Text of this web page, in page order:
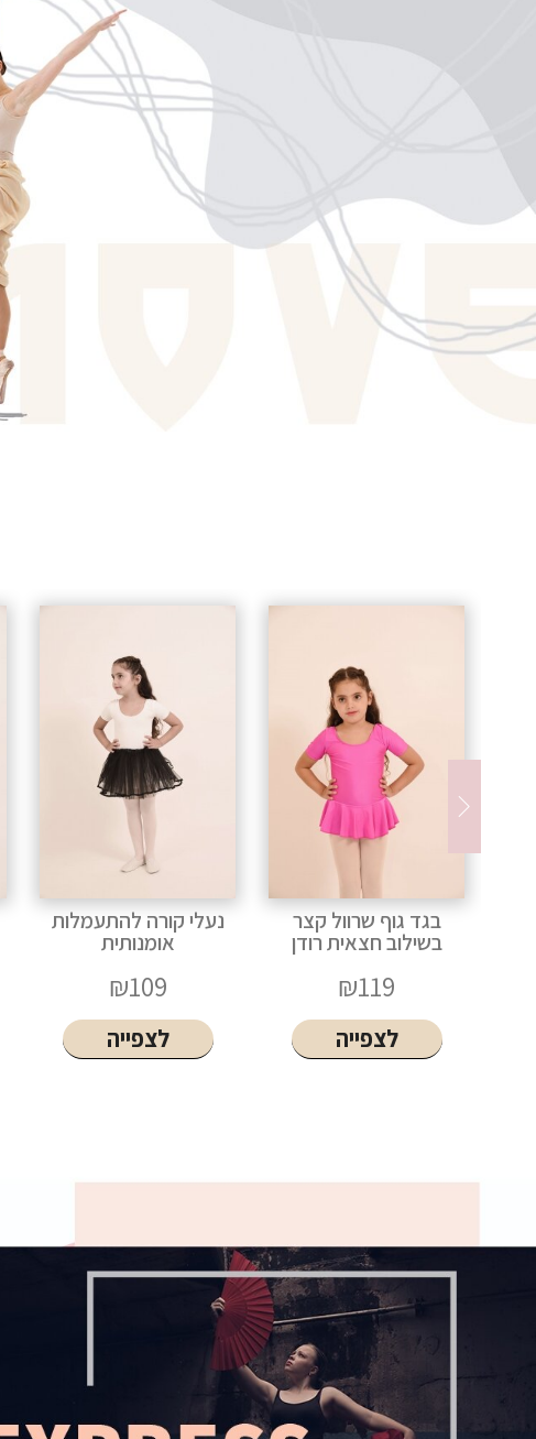
נעלי קורה להתעמלות
אומנותית
₪109
לצפייה
בגד גוף לילדות משולב
חצאית שיפון
₪129
לצפייה